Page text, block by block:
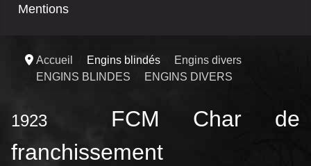
Mentions
Accueil Engins blindés
Engins divers
ENGINS BLINDES
ENGINS DIVERS
1923 FCM Char de
franchissement